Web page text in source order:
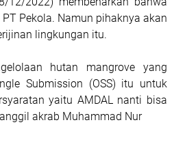
Pekola. Namun pihaknya akan
lingkungan itu.
hutan mangrove yang
Submission (OSS) itu untuk
yaitu AMDAL nanti bisa
akrab Muhammad Nur